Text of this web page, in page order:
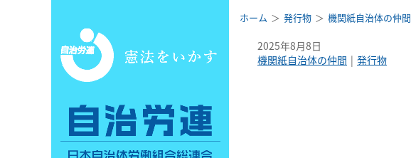
ホーム 発行物 機関紙自治体の仲間
2025年8月8日
機関紙自治体の仲間
発行物